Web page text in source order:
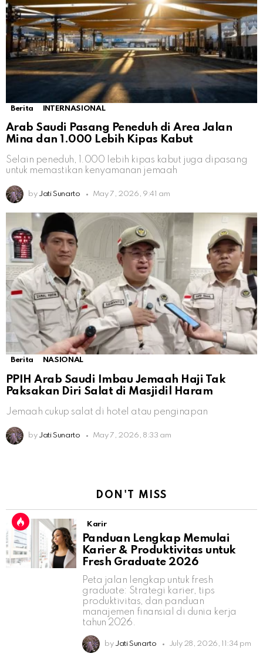
Berita INTERNASIONAL
Arab Saudi Pasang Peneduh di Area Jalan
Mina dan 1.000 Lebih Kipas Kabut
Selain peneduh, 1.000 lebih kipas kabut juga dipasang
untuk memastikan kenyamanan jemaah
by Jati Sunarto May 7, 2026, 9:41 am
Berita NASIONAL
PPIH Arab Saudi Imbau Jemaah Haji Tak
Paksakan Diri Salat di Masjidil Haram
Jemaah cukup salat di hotel atau penginapan
by Jati Sunarto May 7, 2026, 8:33 am
DON'T MISS
Karir
Panduan Lengkap Memulai
Karier & Produktivitas untuk
Fresh Graduate 2026
Peta jalan lengkap untuk fresh
graduate: Strategi karier, tips
produktivitas, dan panduan
manajemen finansial di dunia kerja
tahun 2026.
by Jati Sunarto July 28, 2026, 11:34 pm